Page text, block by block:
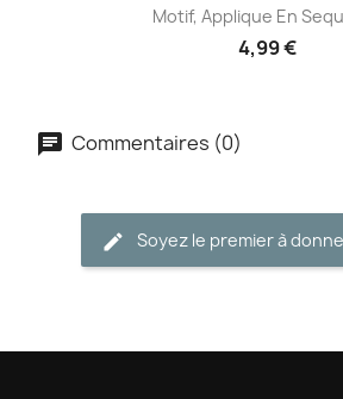
Motif, Applique En
4,99 €
Commentaires (0)
Soyez le premier à